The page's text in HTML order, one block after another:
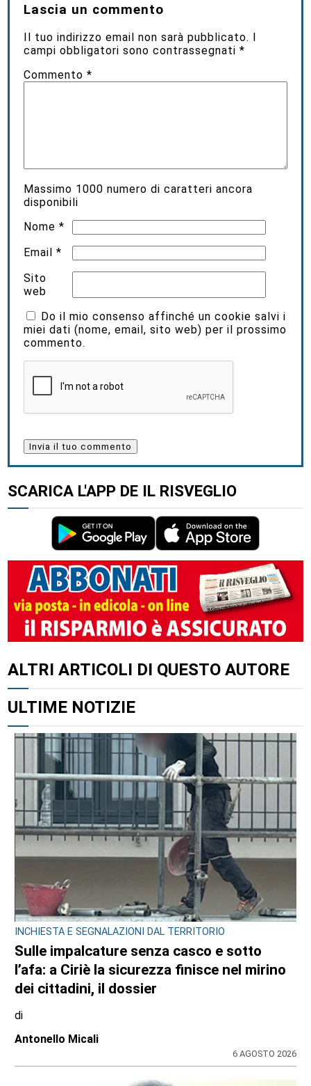
Lascia un commento
Il tuo indirizzo email non sarà pubblicato. I
campi obbligatori sono contrassegnati*
Commento*
Massimo 1000 numero di caratteri ancora
disponibili
Nome*
Email*
Sito
web
Do il mio consenso affinché un cookie salvi i
miei dati (nome, email, sito web) per il prossimo
commento.
SCARICA L'APP DE IL RISVEGLIO
ALTRI ARTICOLI DI QUESTO AUTORE
ULTIME NOTIZIE
INCHIESTA E SEGNALAZIONI DAL TERRITORIO
Sulle impalcature senza casco e sotto
l’afa: a Ciriè la sicurezza finisce nel mirino
dei cittadini, il dossier
di
Antonello Micali
6 AGOSTO 2026